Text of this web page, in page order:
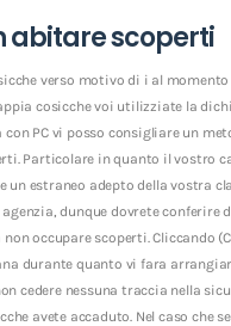
abitare scoperti
verso motivo di i al
cosicche voi utilizziate la
PC vi posso consigliare un
Particolare in quanto il vostro
un estraneo adepto della vostra
dunque dovrete conferire
occupare scoperti. Cliccando
durante quanto vi fara
cedere nessuna traccia nella
avete accaduto. Nel caso che